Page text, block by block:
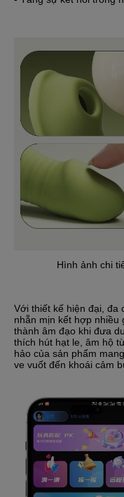
Hình ảnh chi
Với thiết kế hiện đại, đa
nhẵn mịn kết hợp nhiều
thành âm đạo khi đưa
thích hút hạt le, âm hộ
hảo của sản phẩm
ve vuốt đến khoái cảm